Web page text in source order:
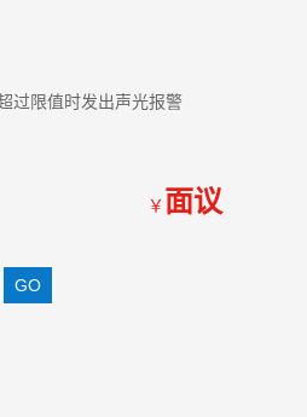
过限值时发出声光报警
￥ 面议